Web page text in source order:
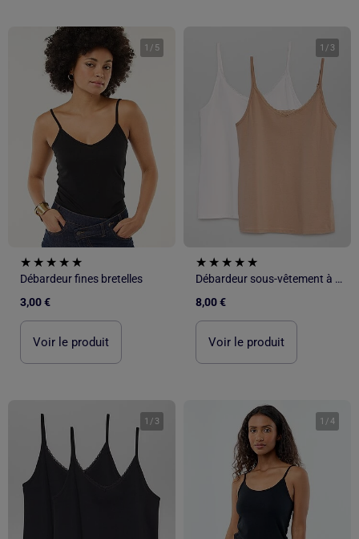
1 / 5
Débardeur fines bretelles
3,00 €
Voir le produit
1 / 3
Débardeur sous-vêtement à fines bretelles
8,00 €
Voir le produit
1 / 3 1 /4